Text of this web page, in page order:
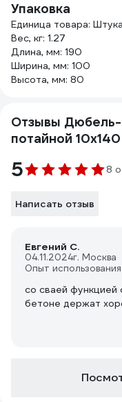
Упаковка
Единица товара: Штука
Вес, кг: 1.27
Длина, мм: 190
Ширина, мм: 100
Высота, мм: 80
Отзывы
потайной
5 8
Написать отзыв
Евгений С.
04.11.2024г. Москва
Опыт
со сваей функцией
бетоне держат